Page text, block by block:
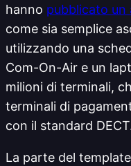
hanno pubblicato un
come sia semplice
utilizzando una
Com-On-Air e un
milioni di terminali,
terminali di
con il standard
La parte del